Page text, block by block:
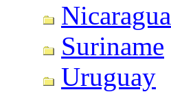
Nicaragua
Suriname
Uruguay